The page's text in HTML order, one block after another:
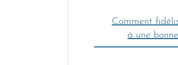
Comment
à une